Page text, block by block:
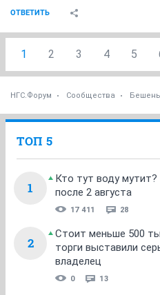
ОТВЕТИТЬ
1 2 3 4 5
НГС.Форум Сообщества
ТОП 5
1
Кто тут воду
после 2 августа
17 411 28
2
Стоит меньше 500
торги выставили
владелец
0 13